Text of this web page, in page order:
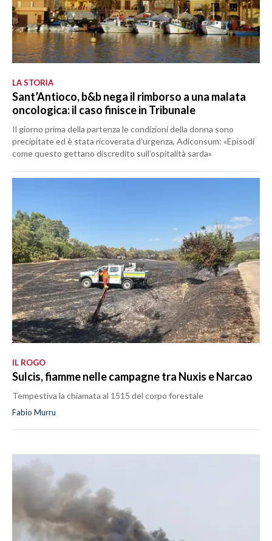
LA STORIA
Sant’Antioco, b&b nega il rimborso a una malata
oncologica: il caso finisce in Tribunale
Il giorno prima della partenza le condizioni della donna sono
precipitate ed è stata ricoverata d’urgenza, Adiconsum: «Episodi
come questo gettano discredito sull’ospitalità sarda»
IL ROGO
Sulcis, fiamme nelle campagne tra Nuxis e Narcao
Tempestiva la chiamata al 1515 del corpo forestale
Fabio Murru